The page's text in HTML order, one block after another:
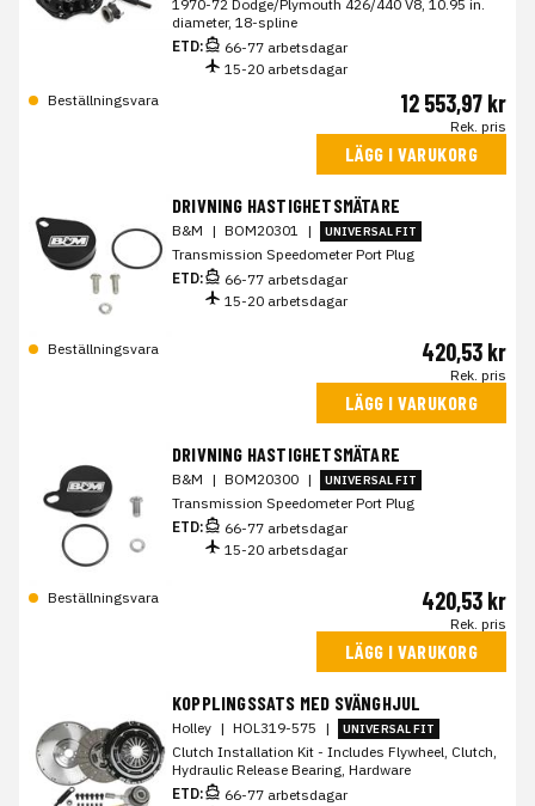
1970-72 Dodge/Plymouth 426/440 V8, 10.95 in.
diameter, 18-spline
ETD:
66-77 arbetsdagar
15-20 arbetsdagar
Beställningsvara
12 553,97 kr
Rek. pris
LÄGG I VARUKORG
DRIVNING HASTIGHETSMÄTARE
B&M | BOM20301 | UNIVERSAL FIT
Transmission Speedometer Port Plug
ETD:
66-77 arbetsdagar
15-20 arbetsdagar
Beställningsvara 420,53 kr
Rek. pris
LÄGG I VARUKORG
DRIVNING HASTIGHETSMÄTARE
B&M | BOM20300 | UNIVERSAL FIT
Transmission Speedometer Port Plug
ETD:
66-77 arbetsdagar
15-20 arbetsdagar
Beställningsvara 420,53 kr
Rek. pris
LÄGG I VARUKORG
KOPPLINGSSATS MED SVÄNGHJUL
Holley | HOL319-575 | UNIVERSAL FIT
Clutch Installation Kit - Includes Flywheel, Clutch,
Hydraulic Release Bearing, Hardware
ETD:
66-77 arbetsdagar